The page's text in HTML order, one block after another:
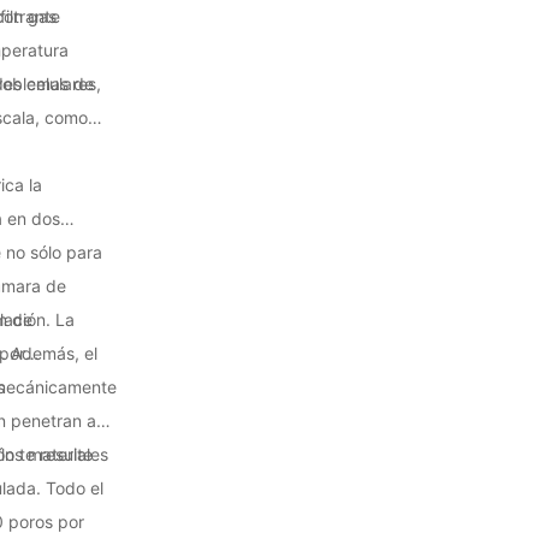
gas
celulares,
de
como
la
en dos
sólo para
de
de
Además, el
La
penetran a
materiales
Todo el
poros por
te resulte